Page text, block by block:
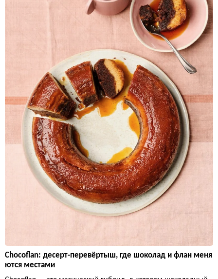
Chocoflan: десерт-перевёртыш, где шоколад и флан меня
ются местами